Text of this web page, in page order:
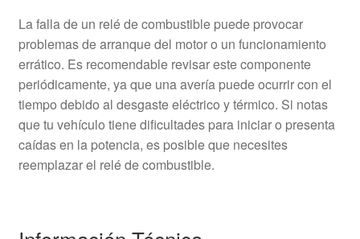
La falla de un relé de combustible puede provocar
problemas de arranque del motor o un funcionamiento
errático. Es recomendable revisar este componente
periódicamente, ya que una avería puede ocurrir con el
tiempo debido al desgaste eléctrico y térmico. Si notas
que tu vehículo tiene dificultades para iniciar o presenta
caídas en la potencia, es posible que necesites
reemplazar el relé de combustible.